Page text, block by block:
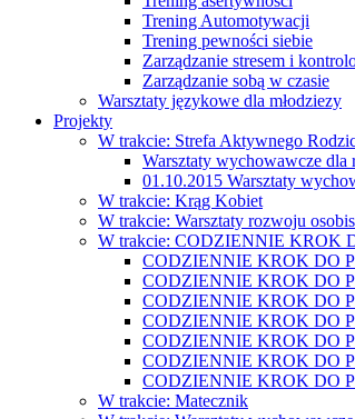
Trening Automotywacji
Trening pewności siebie
Zarządzanie stresem i
Zarządzanie sobą w czasie
Warsztaty językowe dla młodziezy
Projekty
W trakcie: Strefa Aktywnego
Warsztaty wychowawcze
01.10.2015 Warsztaty
W trakcie: Krąg Kobiet
W trakcie: Warsztaty rozwoju
W trakcie: CODZIENNIE KROK
CODZIENNIE KROK DO
CODZIENNIE KROK DO
CODZIENNIE KROK DO
CODZIENNIE KROK DO
CODZIENNIE KROK DO
CODZIENNIE KROK DO
CODZIENNIE KROK DO
W trakcie: Matecznik